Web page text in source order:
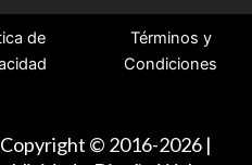
de
Términos y
Condiciones
© 2016-2026 |